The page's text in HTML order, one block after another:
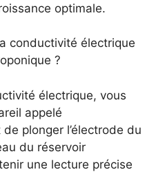
optimale.
conductivité électrique
?
électrique, vous
appelé
plonger l’électrode du
du réservoir
une lecture précise